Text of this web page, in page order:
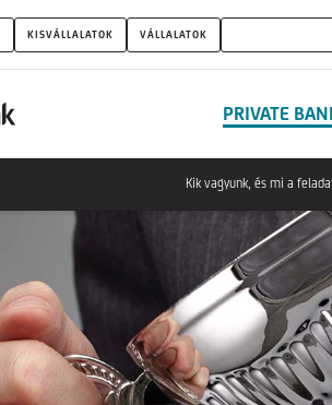
KISVÁLLALATOK VÁLLALATOK
PRIVATE
Kik vagyunk, és mi a